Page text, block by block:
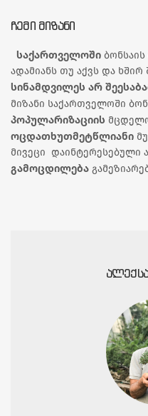
ᲩᲔᲛᲘ ᲛᲘᲖᲐᲜᲘ
საქართველოში
ადამიანს თუ აქვს და ხშირ
სინამდვილეს არ
მიზანი საქართველოში
პოპულარიზაციის
ოცდათხუთმეტწლიანი
მივეცი დაინტერესებული
გამოცდილება